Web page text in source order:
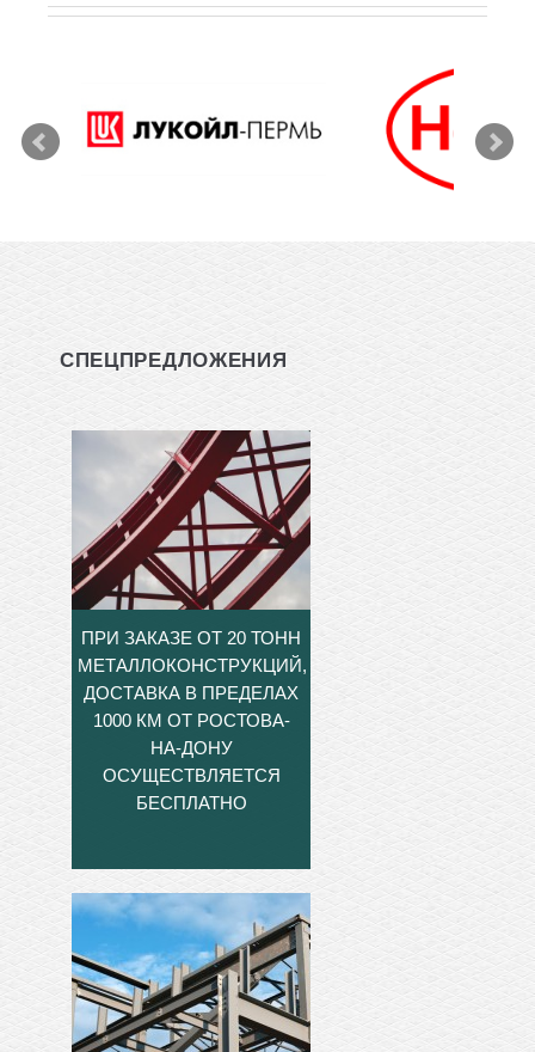
СПЕЦПРЕДЛОЖЕНИЯ
ПРИ ЗАКАЗЕ ОТ 20 ТОНН
МЕТАЛЛОКОНСТРУКЦИЙ,
ДОСТАВКА В ПРЕДЕЛАХ
1000 КМ ОТ РОСТОВА-
НА-ДОНУ
ОСУЩЕСТВЛЯЕТСЯ
БЕСПЛАТНО